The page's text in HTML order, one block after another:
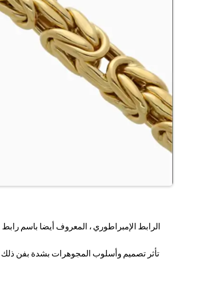
الرابط الإمبراطوري ، المعروف أيضا باسم
تأثر تصميم وأسلوب المجوهرات بشدة بفن ذلك